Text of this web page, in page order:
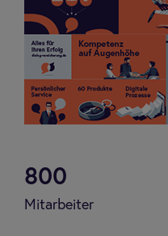
800
Mitarbeiter